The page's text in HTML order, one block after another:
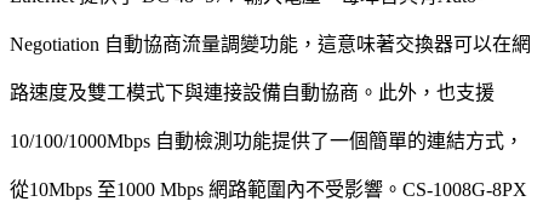
Negotiation 自動協商流量調變功能，這意味著交換器可以在網
路速度及雙工模式下與連接設備自動協商。此外，也支援
10/100/1000Mbps 自動檢測功能提供了一個簡單的連結方式，
從10Mbps 至1000 Mbps 網路範圍內不受影響。CS-1008G-8PX